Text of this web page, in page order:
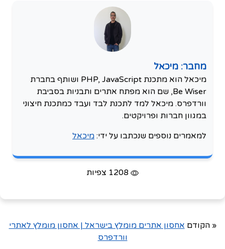
מחבר: מיכאל
מיכאל הוא מתכנת PHP, JavaScript ושותף בחברת
Be Wiser, שם הוא מפתח אתרים ותבניות בסביבת
וורדפרס. מיכאל למד לתכנת לבד ועבד כמתכנת חיצוני
במגוון חברות ופרויקטים.
למאמרים נוספים שנכתבו על ידי: מיכאל
« הקודם אחסון אתרים מומלץ בישראל | אחסון מומלץ לאתרי
וורדפרס